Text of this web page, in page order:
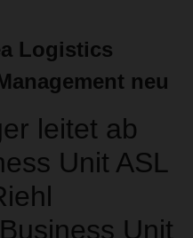
Logistics
neu
leitet ab
Unit ASL
Unit